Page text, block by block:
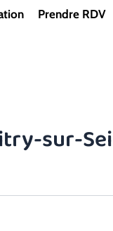
Prendre RDV
sur-